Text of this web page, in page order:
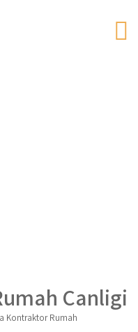
Canligi
Kontraktor Rumah